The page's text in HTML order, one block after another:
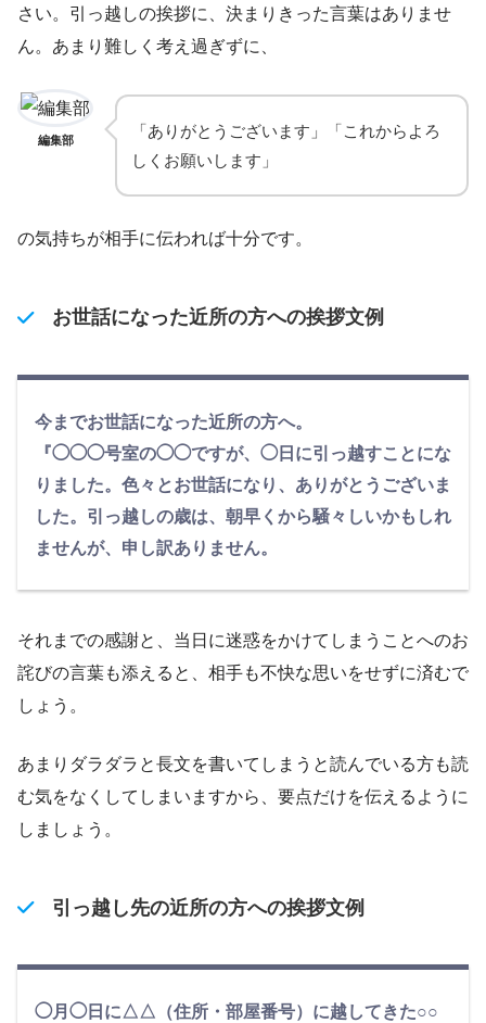
さい。引っ越しの挨拶に、決まりきった言葉はありませ
ん。あまり難しく考え過ぎずに、
編集部
「ありがとうございます」「これからよろ
しくお願いします」
の気持ちが相手に伝われば十分です。
お世話になった近所の方への挨拶文例
今までお世話になった近所の方へ。
『◯◯◯号室の◯◯ですが、◯日に引っ越すことにな
りました。色々とお世話になり、ありがとうございま
した。引っ越しの歳は、朝早くから騒々しいかもしれ
ませんが、申し訳ありません。
それまでの感謝と、当日に迷惑をかけてしまうことへのお
詫びの言葉も添えると、相手も不快な思いをせずに済むで
しょう。
あまりダラダラと長文を書いてしまうと読んでいる方も読
む気をなくしてしまいますから、要点だけを伝えるように
しましょう。
引っ越し先の近所の方への挨拶文例
◯月◯日に△△（住所・部屋番号）に越してきた○○